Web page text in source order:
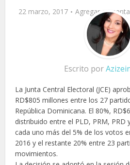
22 marzo, 2017 Agregar
Escrito por
La Junta Central Electoral (JCE)
RD$805 millones entre los 27
República Dominicana. El 80%,
distribuido entre el PLD, PRM, PRD
cada uno más del 5% de los votos
2016 y el restante 20% entre 23
movimientos.